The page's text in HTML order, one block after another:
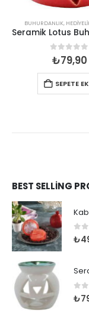
BUHURDANLIK,
0 out of
₺79,90
SEPETE
BEST SELLING
0
₺
0
₺